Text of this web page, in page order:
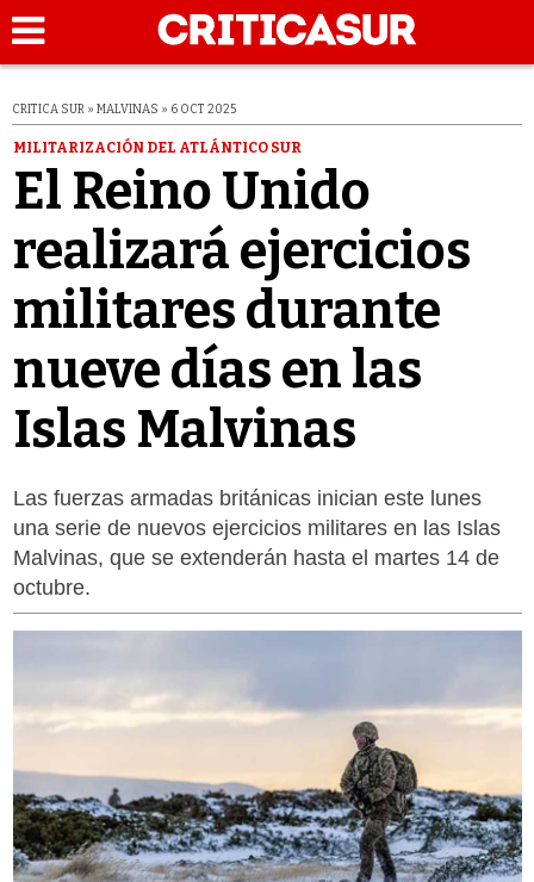
CRITICA SUR » MALVINAS » 6 OCT 2025
MILITARIZACIÓN DEL ATLÁNTICO SUR
El Reino Unido
realizará ejercicios
militares durante
nueve días en las
Islas Malvinas
Las fuerzas armadas británicas inician este lunes
una serie de nuevos ejercicios militares en las Islas
Malvinas, que se extenderán hasta el martes 14 de
octubre.